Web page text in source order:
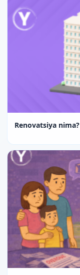
Renovatsiya nima?